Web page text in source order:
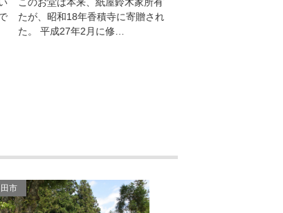
が、昭和18年香積寺に寄贈されまし
た。 平成27年2月に修…
市